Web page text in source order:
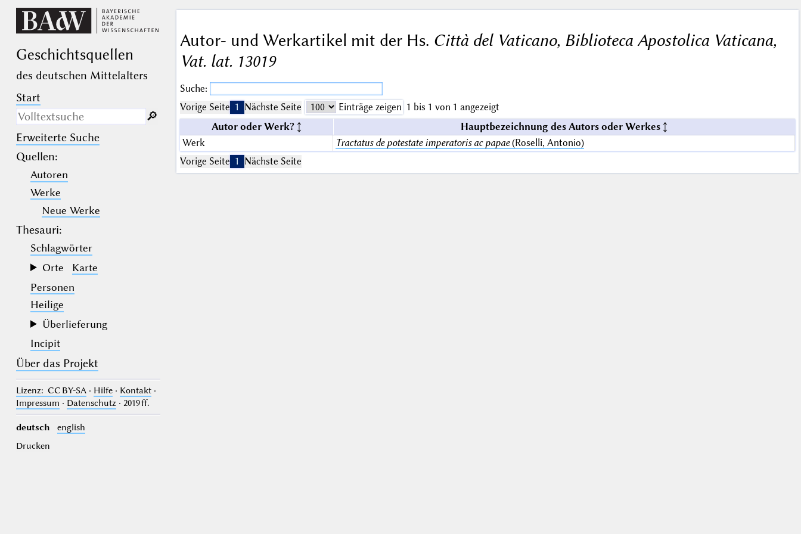
Geschichts­quellen
des deutschen Mittelalters
Start
Nur in Beschreibungs­texten
suchen
(der Unterstrich) ist Platzhalter für
genau ein Zeichen.
(das Prozentzeichen) ist Platzhalter
für kein, ein oder mehr als ein
Zeichen.
🔎︎
Erweiterte Suche
Quellen:
Autoren
Werke
Neue Werke
Thesauri:
Schlagwörter
Orte
Karte
Personen
Heilige
Überlieferung
Incipit
Über das Projekt
Lizenz: CC BY-SA· Hilfe· Kontakt·
Impressum · Datenschutz· 2019 ff.
deutsch
english
Drucken
Autor- und Werkartikel mit der Hs. Città del Vaticano, Biblioteca Apostolica Vaticana,
Vat. lat. 13019
Suche:
Vorige Seite 1 Nächste Seite Einträge zeigen 1 bis 1 von 1 angezeigt
Autor oder Werk?
Hauptbezeichnung des Autors oder Werkes
Werk
Tractatus de potestate imperatoris ac papae(Roselli, Antonio)
Vorige Seite 1 Nächste Seite